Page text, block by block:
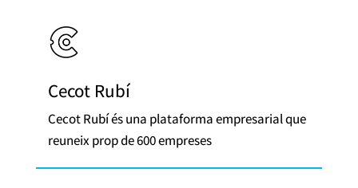
Cecot Rubí
Cecot Rubí és una plataforma empresarial que
reuneix prop de 600 empreses